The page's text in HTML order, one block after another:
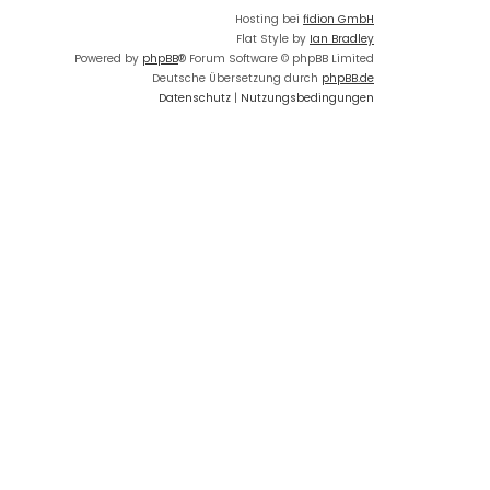
Hosting bei fidion GmbH
Flat Style by Ian Bradley
Powered by phpBB® Forum Software © phpBB Limited
Deutsche Übersetzung durch phpBB.de
Datenschutz | Nutzungsbedingungen